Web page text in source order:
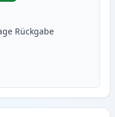
Rückgabe